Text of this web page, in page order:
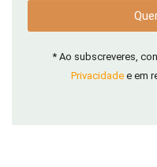
* Ao subscreveres,
Privacidade e em